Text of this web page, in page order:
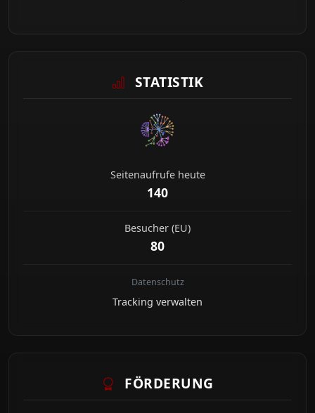
STATISTIK
Seitenaufrufe heute
140
Besucher (EU)
80
Datenschutz
Tracking verwalten
FÖRDERUNG